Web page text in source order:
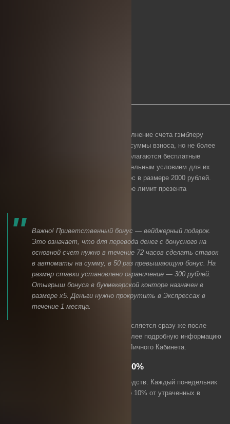
За регистрацию на сайте и первое пополнение счета гэмблеру
начисляется бонус в размере 100% от суммы взноса, но не более
25 тыс. рублей. Также новому игроку полагаются бесплатные
вращения слотов — фриспины. Обязательным условием для их
получения является минимальный взнос в размере 2000 рублей.
При регистрации в букмекерской конторе лимит презента
Важно! Приветственный бонус — вейджерный подарок.
Это означает, что для перевода денег с бонусного на
основной счет нужно в течение 72 часов сделать ставок
в автоматы на сумму, в 50 раз превышающую бонус. На
размер ставки установлено ограничение — 300 рублей.
Отыгрыш бонуса в букмекерской конторе назначен в
размере х5. Деньги нужно прокрутить в Экспрессах в
течение 1 месяца.
Приветственный бонус на депозит начисляется сразу же после
внесения средств на счет. Получить более подробную информацию
о бонусах можно в разделе «Бонусы» Личного Кабинета.
Кешбэк каждую неделю до 10%
Кешбэк — это возврат проигранных средств. Каждый понедельник
на ваш бонусный счет упадет сумма до 10% от утраченных в